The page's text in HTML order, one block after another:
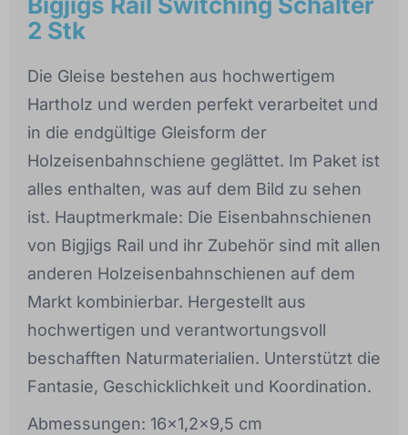
2 Stk
Die Gleise bestehen aus hochwertigem
Hartholz und werden perfekt verarbeitet und
in die endgültige Gleisform der
Holzeisenbahnschiene geglättet. Im Paket ist
alles enthalten, was auf dem Bild zu sehen
ist. Hauptmerkmale: Die Eisenbahnschienen
von Bigjigs Rail und ihr Zubehör sind mit allen
anderen Holzeisenbahnschienen auf dem
Markt kombinierbar. Hergestellt aus
hochwertigen und verantwortungsvoll
beschafften Naturmaterialien. Unterstützt die
Fantasie, Geschicklichkeit und Koordination.
Abmessungen: 16x1,2x9,5 cm